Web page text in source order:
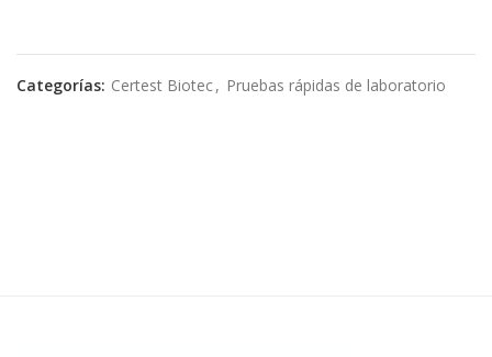
Categorías: Certest Biotec, Pruebas rápidas de laboratorio